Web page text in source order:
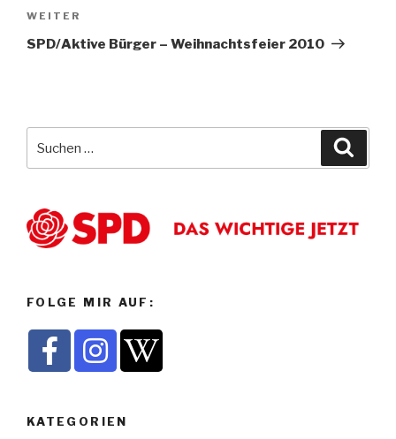
Nächster
Beitrag
WEITER
SPD/Aktive Bürger – Weihnachtsfeier 2010
nach:
FOLGE MIR AUF:
KATEGORIEN